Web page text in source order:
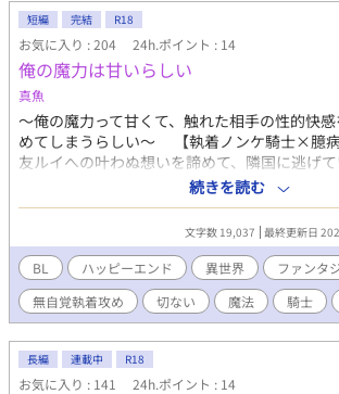
ほどうれしいです…！これからの創作の活力
卒宜しくお願い致します！ 表紙イラスト：おり
（@ori_e_kaku） ※注※ 結婚事情の6話目の
婚初夜のシーンはskebで鮭様（@salmon_gra
いたイラストからインスピレーションを受けて
ました！（鮭様より掲載許可はいただいてお
らしいアイデアをありがとうございました！
恐縮ですが、この二人の現代パロディ(オタ
の連載を始めましたので、よろしければこち
だけると嬉しいです！よろしくお願い致します
https://www.alphapolis.co.jp/novel/
pixivにも重複投稿しております
https://www.pixiv.net/users/11844966
短編 完結 R18
お気に入り : 204 24h.ポイント : 14
俺の魔力は甘いらしい
真魚
〜俺の魔力って甘くて、触れた相手の性的快
めてしまうらしい〜 【執着ノンケ騎士×臆
友ルイへの叶わぬ想いを諦めて、隣国に逃げ
国からの使節団の一員として現れたルイと再会
「……なんでお前がここにいる……」サシャは
ルイのことをなんとか避けようと頑張るが、
も、セフレがいることもバレてしまう。 ルイ
とを嫌悪するようなことはなかったが、「友人
ら、親友としたっていいじゃないか」とか言い
い。大事な親友が俺の魔力にあたって正気
げ腰なサシャと、無自覚に執着してくるルイ
ーです。前半ドＭ展開多めです。８話完結。
ます。 ムーンライトノベルズにも掲載していま
続きを読む
文字数 19,037 最終更新日
BL ハッピーエンド 異世界
ファンタ
無自覚執着攻め
切ない 魔法 騎士
長編 連載中 R18
お気に入り : 141 24h.ポイント : 14